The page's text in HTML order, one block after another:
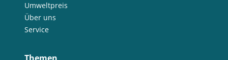
Umweltpreis
Über uns
Service